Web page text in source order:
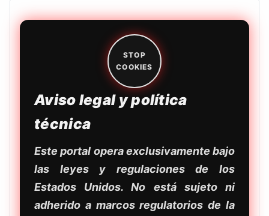
STOP
COOKIES
Aviso legal y política
técnica
Este portal opera exclusivamente bajo
las leyes y regulaciones de los
Estados Unidos. No está sujeto ni
adherido a marcos regulatorios de la